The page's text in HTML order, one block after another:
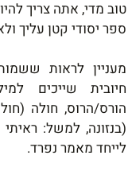
טוב מדי, אתה צריך
ספר יסודי קטן עליך
מעניין לראות
חיובית שייכים
הורס/הרוס, חולה
(בנזונה, למשל:
לייחד מאמר נפרד.